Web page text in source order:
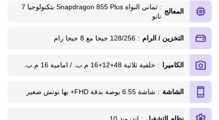
المعالج
: ثماني النواة Snapdragon 855 Plus بتكنولوجيا 7
نانو
التخزين / الرام : 128/256 جيجا مع 8 جيجا رام
الكاميرا : خلفية ثلاثية 48+12+16 م.ب. / امامية 16 م.ب.
الشاشة : شاشة 6.55 بوصة بدقة FHD+ بها نوتش صغير